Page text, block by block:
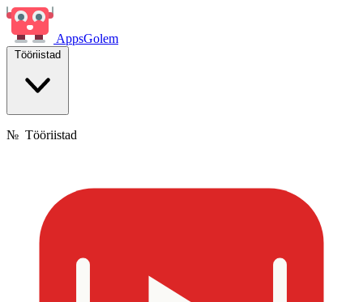
AppsGolem
Tööriistad
№ Tööriistad